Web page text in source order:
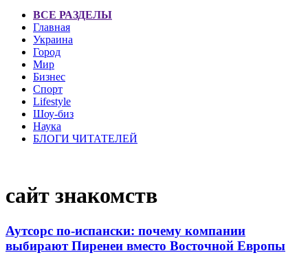
ВСЕ РАЗДЕЛЫ
Главная
Украина
Город
Мир
Бизнес
Спорт
Lifestyle
Шоу-биз
Наука
БЛОГИ ЧИТАТЕЛЕЙ
сайт знакомств
Аутсорс по-испански: почему компании
выбирают Пиренеи вместо Восточной Европы